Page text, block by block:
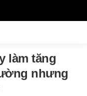
làm tăng
nhưng